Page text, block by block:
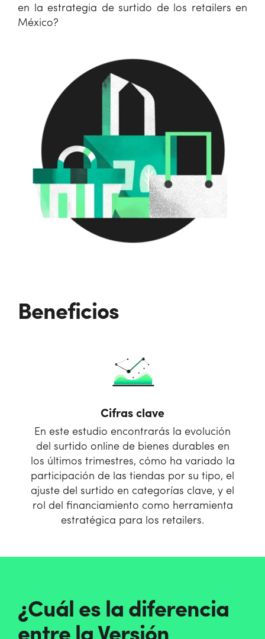
en la estrategia de surtido de los retailers en
México?
Beneficios
Cifras clave
En este estudio encontrarás la evolución
del surtido online de bienes durables en
los últimos trimestres, cómo ha variado la
participación de las tiendas por su tipo, el
ajuste del surtido en categorías clave, y el
rol del financiamiento como herramienta
estratégica para los retailers.
¿Cuál es la diferencia